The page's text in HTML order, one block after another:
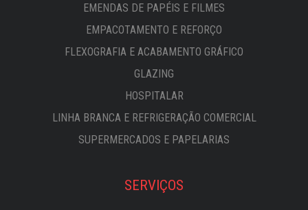
EMENDAS DE PAPÉIS E FILMES
EMPACOTAMENTO E REFORÇO
FLEXOGRAFIA E ACABAMENTO GRÁFICO
GLAZING
HOSPITALAR
LINHA BRANCA E REFRIGERAÇÃO COMERCIAL
SUPERMERCADOS E PAPELARIAS
SERVIÇOS